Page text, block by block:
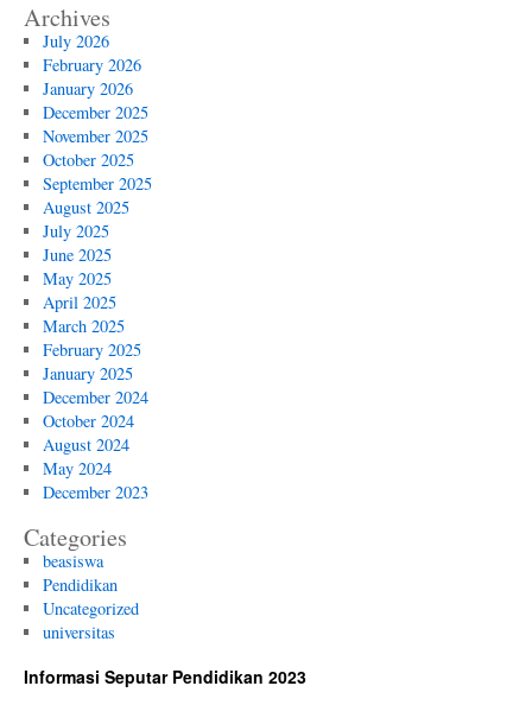
Archives
July 2026
February 2026
January 2026
December 2025
November 2025
October 2025
September 2025
August 2025
July 2025
June 2025
May 2025
April 2025
March 2025
February 2025
January 2025
December 2024
October 2024
August 2024
May 2024
December 2023
Categories
beasiswa
Pendidikan
Uncategorized
universitas
Informasi Seputar Pendidikan 2023